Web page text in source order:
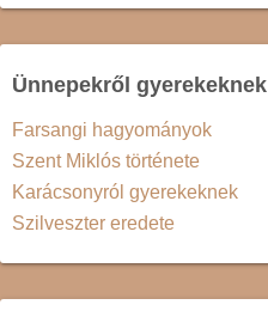
Ünnepekről gyerekeknek
Farsangi hagyományok
Szent Miklós története
Karácsonyról gyerekeknek
Szilveszter eredete